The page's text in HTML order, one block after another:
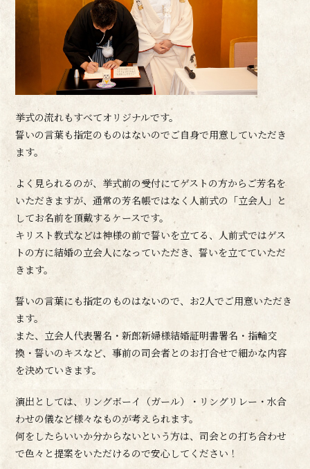
挙式の流れもすべてオリジナルです。
誓いの言葉も指定のものはないのでご自身で用意していただき
ます。
よく見られるのが、挙式前の受付にてゲストの方からご芳名を
いただきますが、通常の芳名帳ではなく人前式の「立会人」と
してお名前を頂戴するケースです。
キリスト教式などは神様の前で誓いを立てる、人前式ではゲス
トの方に結婚の立会人になっていただき、誓いを立てていただ
きます。
誓いの言葉にも指定のものはないので、お2人でご用意いただき
ます。
また、立会人代表署名・新郎新婦様結婚証明書署名・指輪交
換・誓いのキスなど、事前の司会者とのお打合せで細かな内容
を決めていきます。
演出としては、リングボーイ（ガール）・リングリレー・水合
わせの儀など様々なものが考えられます。
何をしたらいいか分からないという方は、司会との打ち合わせ
で色々と提案をいただけるので安心してください！